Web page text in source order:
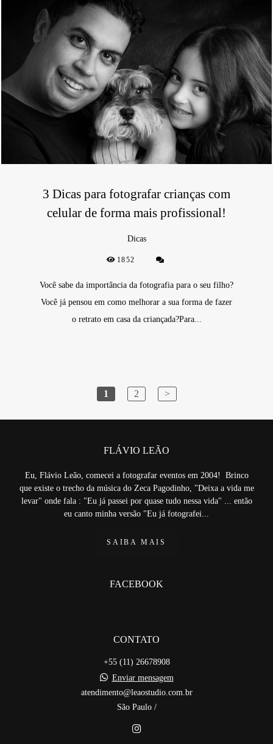
3 Dicas para fotografar crianças com
celular de forma mais profissional!
Dicas
1852
Você sabe da importância da fotografia para o seu filho?
Você já pensou em como melhorar a sua forma de fazer
o retrato em casa da criançada?Para...
1 2 >
FLÁVIO LEÃO
Eu, Flávio Leão, comecei a fotografar eventos em 2004! Brinco
que existe o trecho da música do Zeca Pagodinho, "Deixa a vida me
levar" onde fala : "Eu já passei por quase tudo nessa vida" ... então
eu canto minha versão "Eu já fotografei...
SAIBA MAIS
FACEBOOK
CONTATO
+55 (11) 26678908
Enviar mensagem
atendimento@leaostudio.com.br
São Paulo /